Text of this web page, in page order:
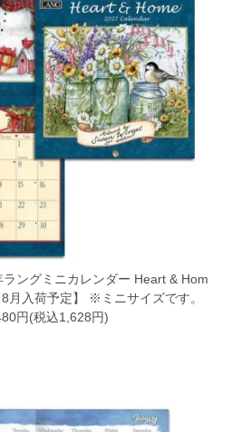
ングミニカレンダー Heart & Hom
月入荷予定】
※ミニサイズです。
円(税込1,628円)